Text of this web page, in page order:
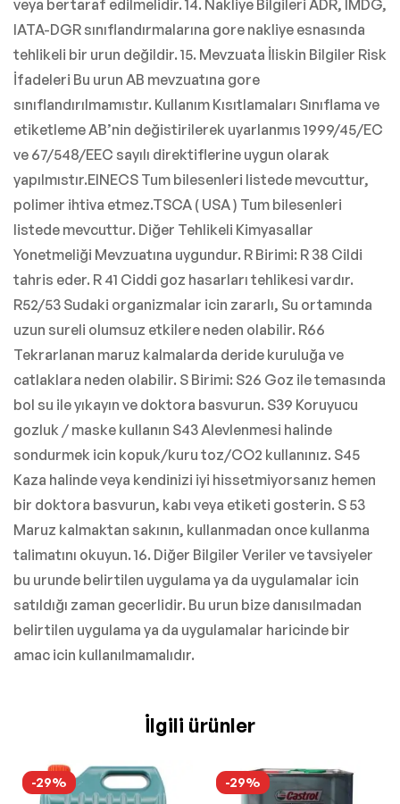
veya bertaraf edilmelidir. 14. Nakliye Bilgileri ADR, IMDG,
IATA-DGR sınıflandırmalarına gore nakliye esnasında
tehlikeli bir urun değildir. 15. Mevzuata İliskin Bilgiler Risk
İfadeleri Bu urun AB mevzuatına gore
sınıflandırılmamıstır. Kullanım Kısıtlamaları Sınıflama ve
etiketleme AB’nin değistirilerek uyarlanmıs 1999/45/EC
ve 67/548/EEC sayılı direktiflerine uygun olarak
yapılmıstır.EINECS Tum bilesenleri listede mevcuttur,
polimer ihtiva etmez.TSCA ( USA ) Tum bilesenleri
listede mevcuttur. Diğer Tehlikeli Kimyasallar
Yonetmeliği Mevzuatına uygundur. R Birimi: R 38 Cildi
tahris eder. R 41 Ciddi goz hasarları tehlikesi vardır.
R52/53 Sudaki organizmalar icin zararlı, Su ortamında
uzun sureli olumsuz etkilere neden olabilir. R66
Tekrarlanan maruz kalmalarda deride kuruluğa ve
catlaklara neden olabilir. S Birimi: S26 Goz ile temasında
bol su ile yıkayın ve doktora basvurun. S39 Koruyucu
gozluk / maske kullanın S43 Alevlenmesi halinde
sondurmek icin kopuk/kuru toz/CO2 kullanınız. S45
Kaza halinde veya kendinizi iyi hissetmiyorsanız hemen
bir doktora basvurun, kabı veya etiketi gosterin. S 53
Maruz kalmaktan sakının, kullanmadan once kullanma
talimatını okuyun. 16. Diğer Bilgiler Veriler ve tavsiyeler
bu urunde belirtilen uygulama ya da uygulamalar icin
satıldığı zaman gecerlidir. Bu urun bize danısılmadan
belirtilen uygulama ya da uygulamalar haricinde bir
amac icin kullanılmamalıdır.
İlgili ürünler
-29% -29%